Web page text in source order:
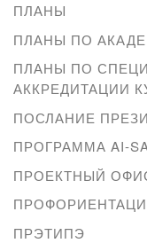
ПЛАНЫ
ПЛАНЫ ПО
ПЛАНЫ ПО
АККРЕДИТАЦИИ
ПОСЛАНИЕ
ПРОГРАММА AI-
ПРОЕКТНЫЙ
ПРЭТИПЭ